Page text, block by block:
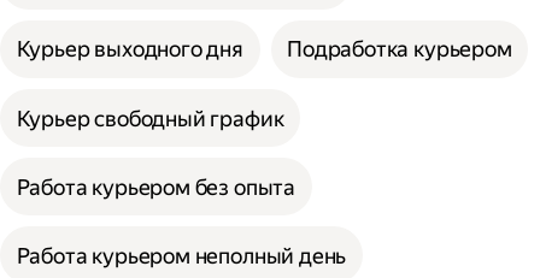
Курьер выходного дня Подработка курьером
Курьер свободный график
Работа курьером без опыта
Работа курьером неполный день